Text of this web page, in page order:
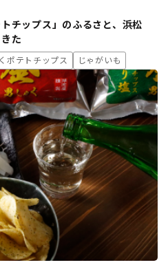
チップス」のふるさと、浜松
た
ポテトチップス じゃがいも